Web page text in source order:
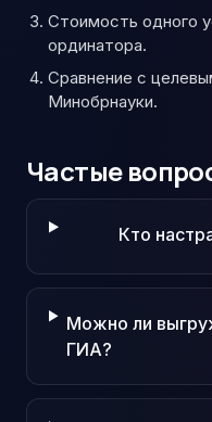
Стоимость одного
ординатора.
Сравнение с
Минобрнауки.
Частые
Кто
Можно ли
ГИА?